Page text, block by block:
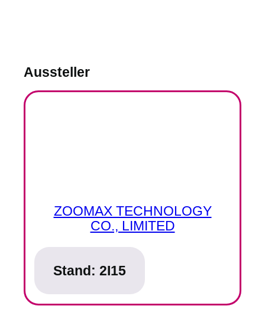
Aussteller
ZOOMAX TECHNOLOGY
CO., LIMITED
Stand: 2I15